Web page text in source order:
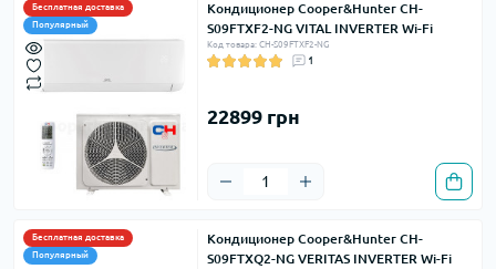
Бесплатная доставка
Популярный
Кондиционер Cooper&Hunter CH-
S09FTXF2-NG VITAL INVERTER Wi-Fi
Код товара: CH-S09FTXF2-NG
1
22899 грн
Бесплатная доставка
Популярный
Кондиционер Cooper&Hunter CH-
S09FTXQ2-NG VERITAS INVERTER Wi-Fi